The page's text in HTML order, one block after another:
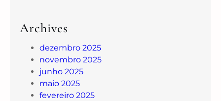
Archives
dezembro 2025
novembro 2025
junho 2025
maio 2025
fevereiro 2025